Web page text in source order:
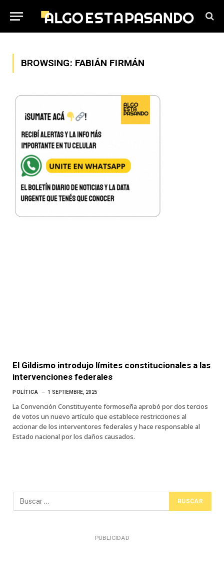
BROWSING: FABIÁN FIRMÁN
El Gildismo introdujo límites constitucionales a las
intervenciones federales
POLÍTICA 1 SEPTIEMBRE, 2025
La Convención Constituyente formoseña aprobó por dos tercios
de votos un nuevo artículo que establece restricciones al
accionar de los interventores federales y hace responsable al
Estado nacional por los daños causados.
PUBLICIDAD